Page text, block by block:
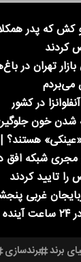
کش که پدر
کردند
تهران در
می‌بردم
در کشور
شدن خون
هستند؟ |
مجری شبکه
تایید کردند
برند برندسازی